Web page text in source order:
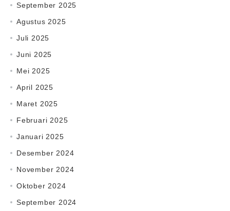
September 2025
Agustus 2025
Juli 2025
Juni 2025
Mei 2025
April 2025
Maret 2025
Februari 2025
Januari 2025
Desember 2024
November 2024
Oktober 2024
September 2024